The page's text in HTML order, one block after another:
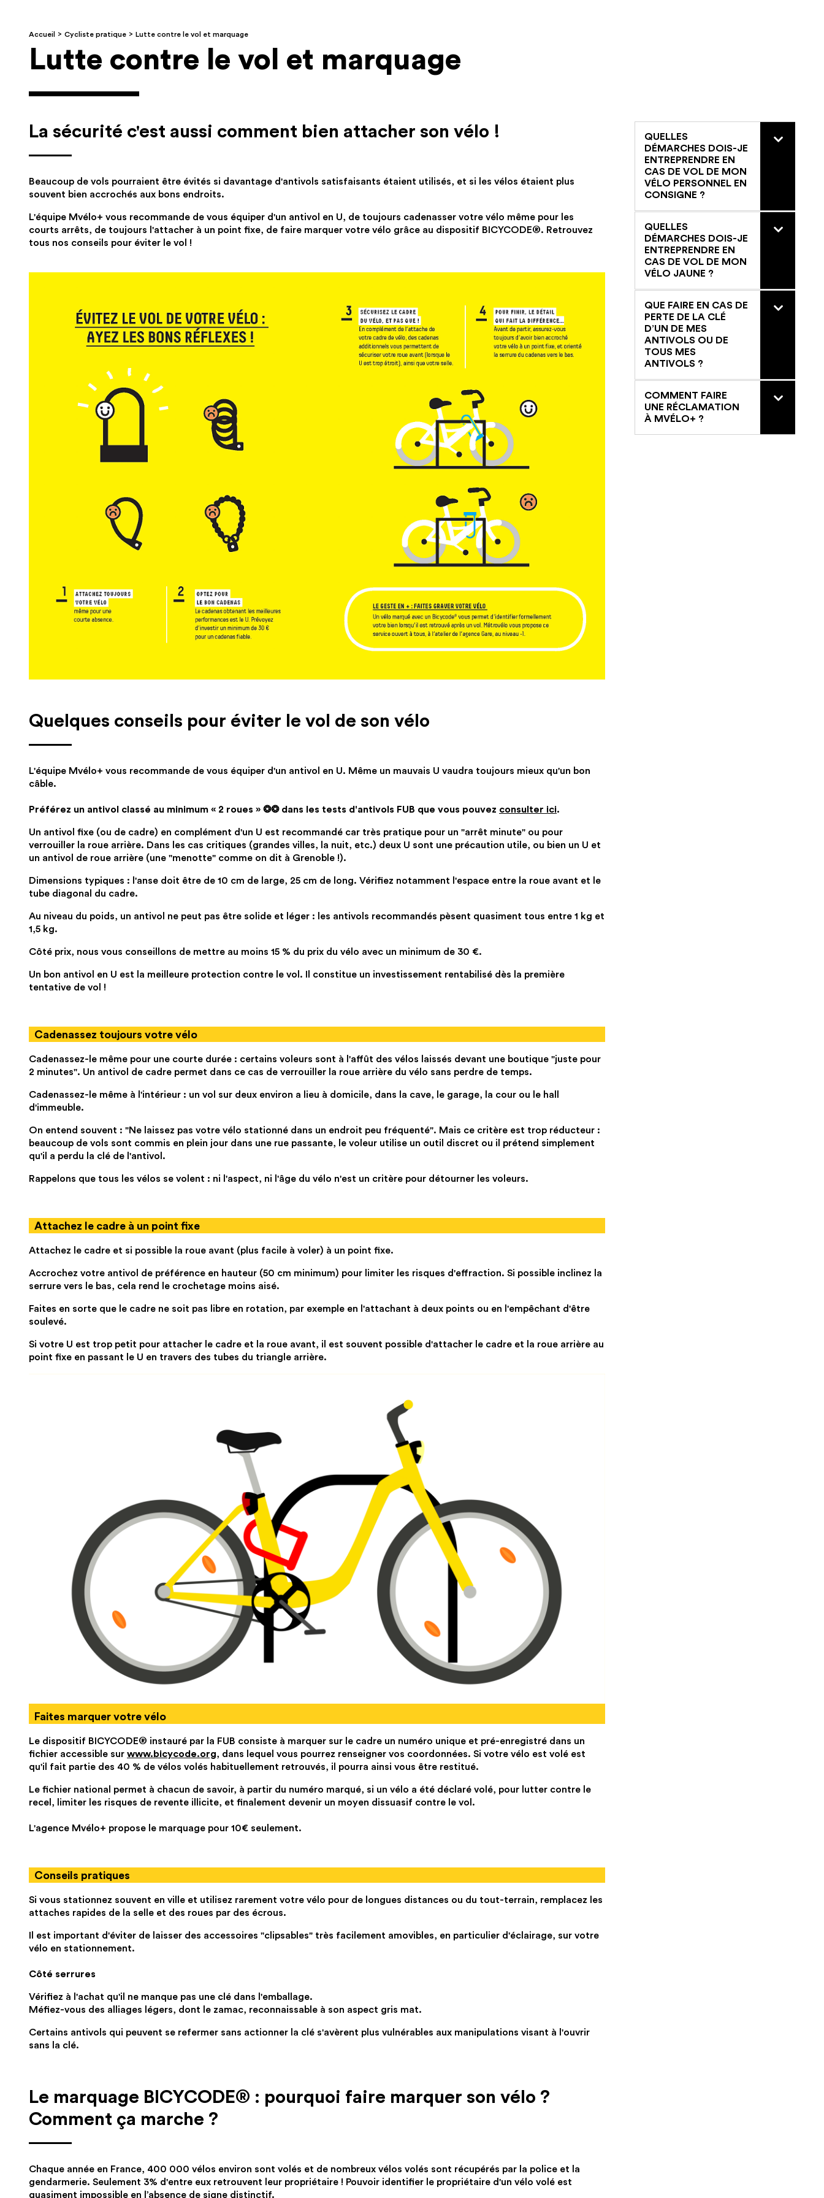
Accueil Cycliste pratique Lutte contre le vol et marquage
Lutte contre le vol et marquage
La sécurité c'est aussi comment bien attacher son vélo !
Beaucoup de vols pourraient être évités si davantage d'antivols satisfaisants étaient utilisés, et si les vélos étaient plus
souvent bien accrochés aux bons endroits.
L'équipe Mvélo+ vous recommande de vous équiper d'un antivol en U, de toujours cadenasser votre vélo même pour les
courts arrêts, de toujours l'attacher à un point fixe, de faire marquer votre vélo grâce au dispositif BICYCODE®. Retrouvez
tous nos conseils pour éviter le vol !
Quelques conseils pour éviter le vol de son vélo
L'équipe Mvélo+ vous recommande de vous équiper d'un antivol en U. Même un mauvais U vaudra toujours mieux qu'un bon
câble.
Préférez un antivol classé au minimum « 2 roues » ❂❂ dans les tests d'antivols FUB que vous pouvez consulter ici.
Un antivol fixe (ou de cadre) en complément d'un U est recommandé car très pratique pour un "arrêt minute" ou pour
verrouiller la roue arrière. Dans les cas critiques (grandes villes, la nuit, etc.) deux U sont une précaution utile, ou bien un U et
un antivol de roue arrière (une "menotte" comme on dit à Grenoble !).
Dimensions typiques : l'anse doit être de 10 cm de large, 25 cm de long. Vérifiez notamment l'espace entre la roue avant et le
tube diagonal du cadre.
Au niveau du poids, un antivol ne peut pas être solide et léger : les antivols recommandés pèsent quasiment tous entre 1 kg et
1,5 kg.
Côté prix, nous vous conseillons de mettre au moins 15 % du prix du vélo avec un minimum de 30 €.
Un bon antivol en U est la meilleure protection contre le vol. Il constitue un investissement rentabilisé dès la première
tentative de vol !
Cadenassez toujours votre vélo
Cadenassez-le même pour une courte durée : certains voleurs sont à l'affût des vélos laissés devant une boutique "juste pour
2 minutes". Un antivol de cadre permet dans ce cas de verrouiller la roue arrière du vélo sans perdre de temps.
Cadenassez-le même à l'intérieur : un vol sur deux environ a lieu à domicile, dans la cave, le garage, la cour ou le hall
d'immeuble.
On entend souvent : "Ne laissez pas votre vélo stationné dans un endroit peu fréquenté". Mais ce critère est trop réducteur :
beaucoup de vols sont commis en plein jour dans une rue passante, le voleur utilise un outil discret ou il prétend simplement
qu'il a perdu la clé de l'antivol.
Rappelons que tous les vélos se volent : ni l'aspect, ni l'âge du vélo n'est un critère pour détourner les voleurs.
Attachez le cadre à un point fixe
Attachez le cadre et si possible la roue avant (plus facile à voler) à un point fixe.
Accrochez votre antivol de préférence en hauteur (50 cm minimum) pour limiter les risques d'effraction. Si possible inclinez la
serrure vers le bas, cela rend le crochetage moins aisé.
Faites en sorte que le cadre ne soit pas libre en rotation, par exemple en l'attachant à deux points ou en l'empêchant d'être
soulevé.
Si votre U est trop petit pour attacher le cadre et la roue avant, il est souvent possible d'attacher le cadre et la roue arrière au
point fixe en passant le U en travers des tubes du triangle arrière.
Faites marquer votre vélo
Le dispositif BICYCODE® instauré par la FUB consiste à marquer sur le cadre un numéro unique et pré-enregistré dans un
fichier accessible sur www.bicycode.org, dans lequel vous pourrez renseigner vos coordonnées. Si votre vélo est volé est
qu'il fait partie des 40 % de vélos volés habituellement retrouvés, il pourra ainsi vous être restitué.
Le fichier national permet à chacun de savoir, à partir du numéro marqué, si un vélo a été déclaré volé, pour lutter contre le
recel, limiter les risques de revente illicite, et finalement devenir un moyen dissuasif contre le vol.
L'agence Mvélo+ propose le marquage pour 10€ seulement.
Conseils pratiques
Si vous stationnez souvent en ville et utilisez rarement votre vélo pour de longues distances ou du tout-terrain, remplacez les
attaches rapides de la selle et des roues par des écrous.
Il est important d'éviter de laisser des accessoires "clipsables" très facilement amovibles, en particulier d'éclairage, sur votre
vélo en stationnement.
Côté serrures
Vérifiez à l'achat qu'il ne manque pas une clé dans l'emballage.
Méfiez-vous des alliages légers, dont le zamac, reconnaissable à son aspect gris mat.
Certains antivols qui peuvent se refermer sans actionner la clé s'avèrent plus vulnérables aux manipulations visant à l'ouvrir
sans la clé.
Le marquage BICYCODE® : pourquoi faire marquer son vélo ?
Comment ça marche ?
Chaque année en France, 400 000 vélos environ sont volés et de nombreux vélos volés sont récupérés par la police et la
gendarmerie. Seulement 3% d'entre eux retrouvent leur propriétaire ! Pouvoir identifier le propriétaire d'un vélo volé est
quasiment impossible en l’absence de signe distinctif.
QUELLES
DÉMARCHES DOIS-JE
ENTREPRENDRE EN
CAS DE VOL DE MON
VÉLO PERSONNEL EN
CONSIGNE ?

QUELLES
DÉMARCHES DOIS-JE
ENTREPRENDRE EN
CAS DE VOL DE MON
VÉLO JAUNE ?

QUE FAIRE EN CAS DE
PERTE DE LA CLÉ
D’UN DE MES
ANTIVOLS OU DE
TOUS MES
ANTIVOLS ?

COMMENT FAIRE
UNE RÉCLAMATION
À MVÉLO+ ?
